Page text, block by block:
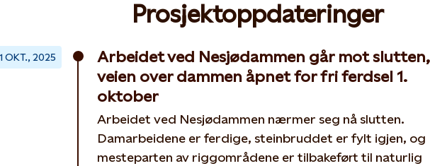
Prosjektoppdateringer
OKT., 2025
Arbeidet ved Nesjødammen går mot slutten,
veien over dammen åpnet for fri ferdsel 1.
oktober
Arbeidet ved Nesjødammen nærmer seg nå slutten.
Damarbeidene er ferdige, steinbruddet er fylt igjen, og
mesteparten av riggområdene er tilbakeført til naturlig